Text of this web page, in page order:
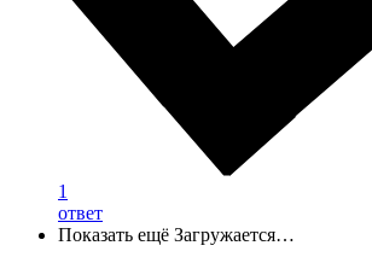
1
ответ
Показать ещё Загружается…